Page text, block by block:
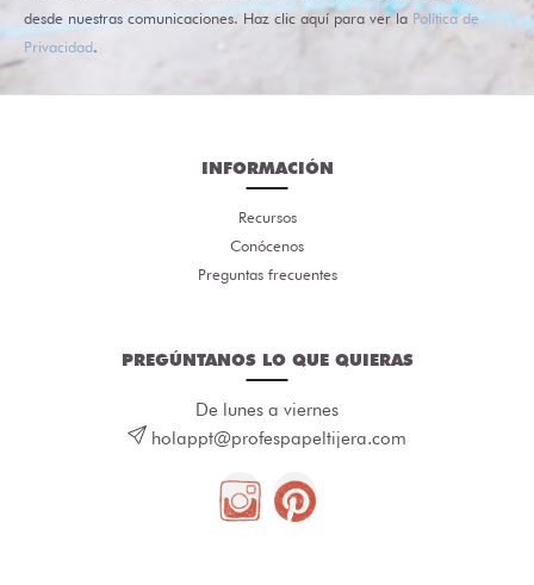
desde nuestras comunicaciones. Haz clic aquí para ver la Política de
Privacidad.
INFORMACIÓN
Recursos
Conócenos
Preguntas frecuentes
PREGÚNTANOS LO QUE QUIERAS
De lunes a viernes
holappt@profespapeltijera.com